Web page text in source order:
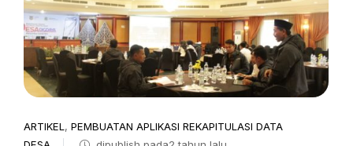
ARTIKEL , PEMBUATAN APLIKASI REKAPITULASI DATA